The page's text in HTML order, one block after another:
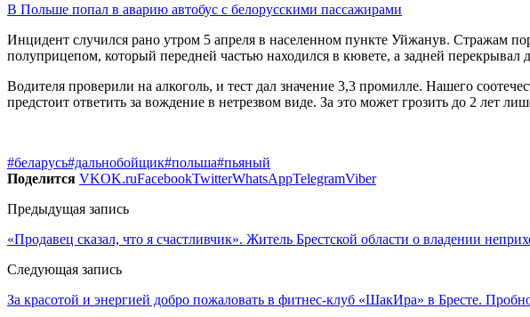
В Польше попал в аварию автобус с белорусскими пассажирами
Инцидент случился рано утром 5 апреля в населенном пункте Уйжанув. Стражам
полуприцепом, который передней частью находился в кювете, а задней перекрывал
Водителя проверили на алкоголь, и тест дал значение 3,3 промилле. Нашего
предстоит ответить за вождение в нетрезвом виде. За это может грозить до 2 лет
#беларусь#дальнобойщик#польша#пьяный
Поделится VKOK.ruFacebookTwitterWhatsAppTelegramViber
Предыдущая запись
«Продавец сказал, что я счастливчик». Житель Брестской области о владении
Следующая запись
За красотой и энергией добро пожаловать в фитнес-клуб «ШакИра» в Бресте.